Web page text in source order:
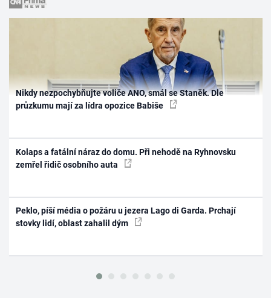
Nikdy nezpochybňujte voliče ANO, smál se Staněk. Dle
průzkumu mají za lídra opozice Babiše
Kolaps a fatální náraz do domu. Při nehodě na Ryhnovsku
zemřel řidič osobního auta
Peklo, píší média o požáru u jezera Lago di Garda. Prchají
stovky lidí, oblast zahalil dým